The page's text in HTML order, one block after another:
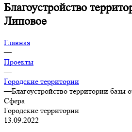
Благоустройство
Липовое
Главная
—
Проекты
—
Городские территории
—Благоустройство территории базы
Сфера
Городские территории
13.09.2022